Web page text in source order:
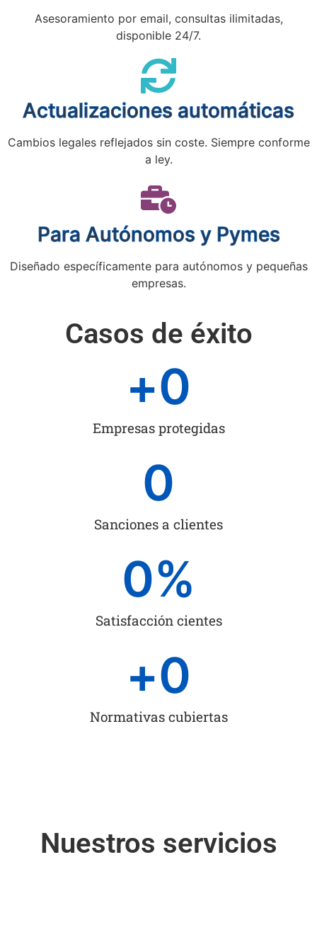
Asesoramiento por email, consultas ilimitadas,
disponible 24/7.
Actualizaciones automáticas
Cambios legales reflejados sin coste. Siempre conforme
a ley.
Para Autónomos y Pymes
Diseñado específicamente para autónomos y pequeñas
empresas.
Casos de éxito
Empresas protegidas
+0
Sanciones a clientes
0
Satisfacción cientes
0%
Normativas cubiertas
+0
Nuestros servicios